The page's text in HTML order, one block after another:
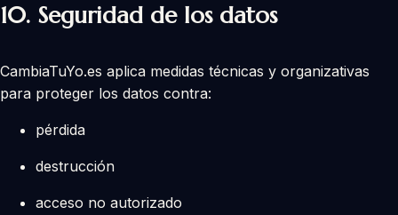
10. Seguridad de los datos
CambiaTuYo.es aplica medidas técnicas y organizativas
para proteger los datos contra:
pérdida
destrucción
acceso no autorizado